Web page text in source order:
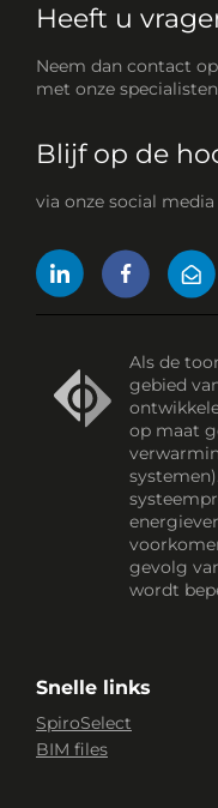
Heeft u
Neem dan contact op
met onze specialisten
Blijf op de
via onze social media
Als de
gebied
op maat
gevolg
wordt
Snelle links
SpiroSelect
BIM files